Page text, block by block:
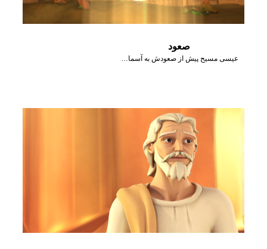
صعود
عیسی مسیح پیش از صعودش به آسمان، به شاگردانش در مورد روح‌القدس تعلیم داد.